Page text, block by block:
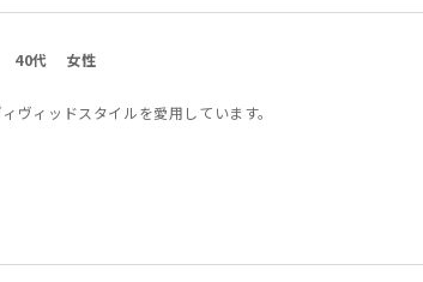
40代 女性
ヴィッドスタイルを愛用しています。